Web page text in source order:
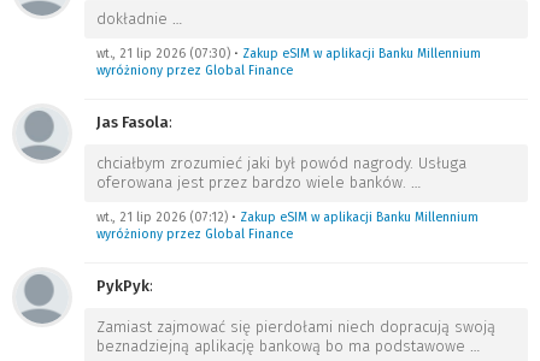
dokładnie …
wt., 21 lip 2026 (07:30) • Zakup eSIM w aplikacji Banku Millennium
wyróżniony przez Global Finance
Jas Fasola:
chciałbym zrozumieć jaki był powód nagrody. Usługa
oferowana jest przez bardzo wiele banków. …
wt., 21 lip 2026 (07:12) • Zakup eSIM w aplikacji Banku Millennium
wyróżniony przez Global Finance
PykPyk:
Zamiast zajmować się pierdołami niech dopracują swoją
beznadziejną aplikację bankową bo ma podstawowe …